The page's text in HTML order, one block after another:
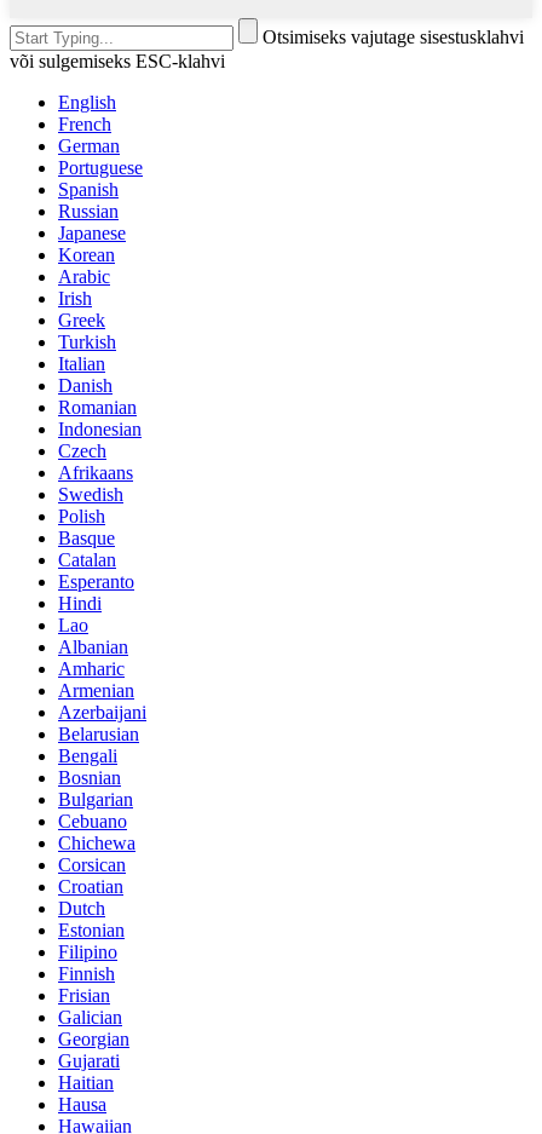
Otsimiseks vajutage sisestusklahvi
või sulgemiseks ESC-klahvi
English
French
German
Portuguese
Spanish
Russian
Japanese
Korean
Arabic
Irish
Greek
Turkish
Italian
Danish
Romanian
Indonesian
Czech
Afrikaans
Swedish
Polish
Basque
Catalan
Esperanto
Hindi
Lao
Albanian
Amharic
Armenian
Azerbaijani
Belarusian
Bengali
Bosnian
Bulgarian
Cebuano
Chichewa
Corsican
Croatian
Dutch
Estonian
Filipino
Finnish
Frisian
Galician
Georgian
Gujarati
Haitian
Hausa
Hawaiian